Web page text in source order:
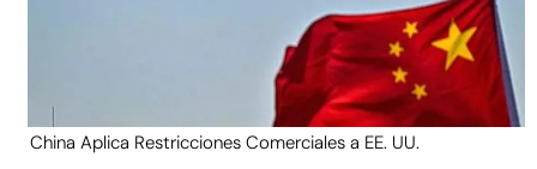
China Aplica Restricciones Comerciales a EE. UU.